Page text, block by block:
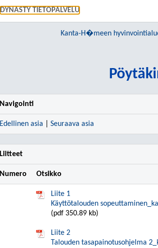
DYNASTY TIETOPALVELU
Kanta-H�meen
Navigointi
Edellinen asia Seuraava asia
Liitteet
Numero Otsikko
Liite 1
Käyttötalouden
(pdf 350.89 kb)
Liite 2
Talouden tasapainotusohjelma